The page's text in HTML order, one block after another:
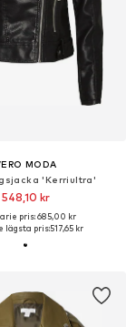
MODA
'Kerriultra'
548,10 kr
pris: 685,00 kr
lägsta pris:517,65 kr